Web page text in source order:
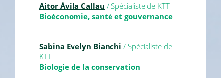
Aitor Àvila Callau / Spécialiste de KTT
Bioéconomie, santé et gouvernance
Sabina Evelyn Bianchi / Spécialiste de
KTT
Biologie de la conservation